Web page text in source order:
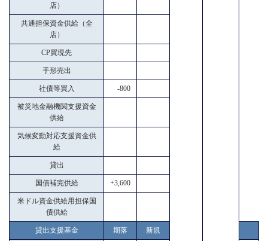
店）
共通担保資金供給（全
店）
CP買現先
手形売出
社債等買入 -800
被災地金融機関支援資金
供給
気候変動対応支援資金供
給
貸出
国債補完供給 +3,600
米ドル資金供給用担保国
債供給
貸出支援基金 期落 新規